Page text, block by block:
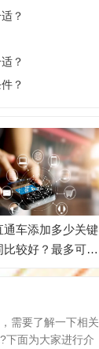
？
？
？
通车添加多少关键
比较好？最多可以
加几个关键词？
需要了解一下相关
下面为大家进行介